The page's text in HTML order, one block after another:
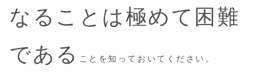
なることは極めて困難
である ことを知っておいてください。